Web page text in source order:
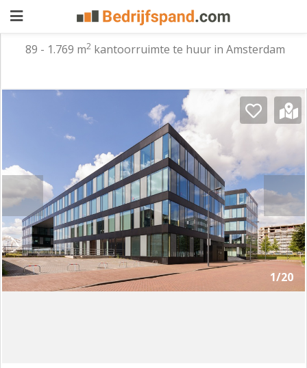
adverteren
Premium
adverteren
Blog
Registreren
Login
89 - 1.769 m2kantoorruimte te huur in Amsterdam
1/20